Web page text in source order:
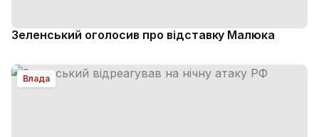
Зеленський оголосив про відставку Малюка
Влада